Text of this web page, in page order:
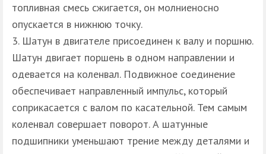
топливная смесь сжигается, он молниеносно
опускается в нижнюю точку.
Шатун в двигателе присоединен к валу и поршню.
Шатун двигает поршень в одном направлении и
одевается на коленвал. Подвижное соединение
обеспечивает направленный импульс, который
соприкасается с валом по касательной. Тем самым
коленвал совершает поворот. А шатунные
подшипники уменьшают трение между деталями и